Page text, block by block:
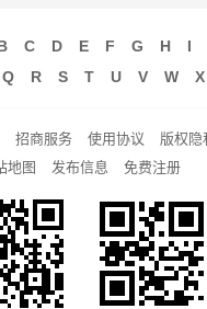
C D E F G H I
Q R S T U V W X
招商服务 使用协议 版权隐
地图
发布信息 免费注册